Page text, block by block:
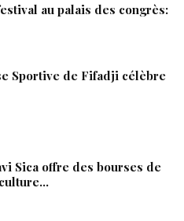
au palais des congrès:
Sportive de Fifadji célèbre
Sica offre des bourses de